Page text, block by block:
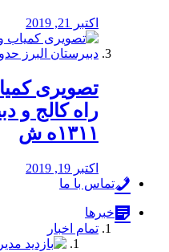
اکتبر 21, 2019
️تصویری
راه كالج و
۱۳۱۱ه ش
اکتبر 19, 2019
تماس با ما
خبرها
تمام اخبار